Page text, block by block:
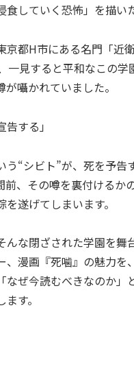
していく恐怖」を描い
京都H市にある名門「近
一見すると平和なこの学
囁かれていました。
告する」
う“シビト”が、死を予告
前、その噂を裏付けるか
遂げてしまいます。
んな閉ざされた学園を舞
、漫画『死噛』の魅力を
なぜ今読むべきなのか」
す。